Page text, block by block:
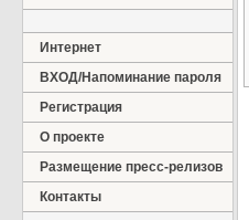
Интернет
ВХОД/Напоминание пароля
Регистрация
О проекте
Размещение пресс-релизов
Контакты